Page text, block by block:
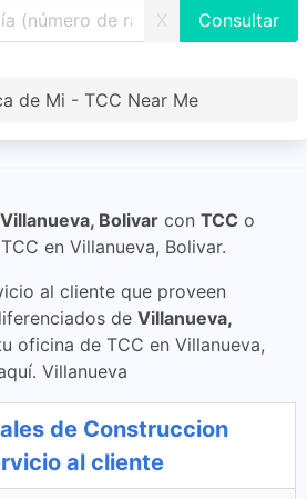
X
de Mi - TCC Near Me
Villanueva, Bolivar con TCC o
en Villanueva, Bolivar.
al cliente que proveen
de Villanueva,
oficina de TCC en Villanueva,
Villanueva
de Construccion
al cliente